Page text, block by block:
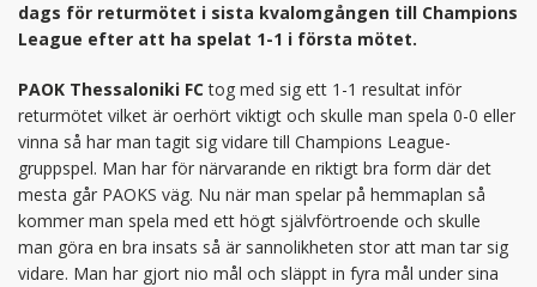
dags för returmötet i sista kvalomgången till Champions
League efter att ha spelat 1-1 i första mötet.
PAOK Thessaloniki FCtog med sig ett 1-1 resultat inför
returmötet vilket är oerhört viktigt och skulle man spela 0-0 eller
vinna så har man tagit sig vidare till Champions League-
gruppspel. Man har för närvarande en riktigt bra form där det
mesta går PAOKS väg. Nu när man spelar på hemmaplan så
kommer man spela med ett högt självförtroende och skulle
man göra en bra insats så är sannolikheten stor att man tar sig
vidare. Man har gjort nio mål och släppt in fyra mål under sina